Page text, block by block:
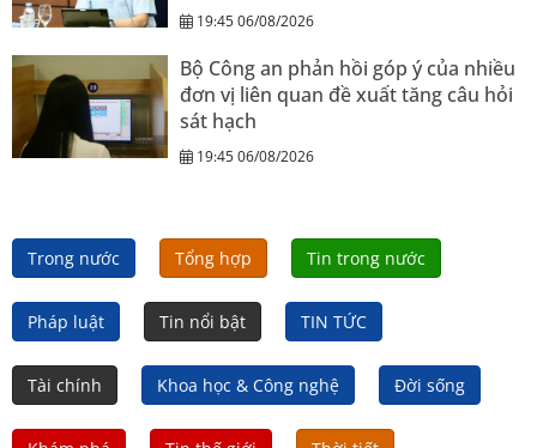
19:45 06/08/2026
Bộ Công an phản hồi góp ý của nhiều
đơn vị liên quan đề xuất tăng câu hỏi
sát hạch
19:45 06/08/2026
Trong nước Tổng hợp Tin trong nước
Pháp luật Tin nổi bật TIN TỨC
Tài chính Khoa học & Công nghệ Đời sống